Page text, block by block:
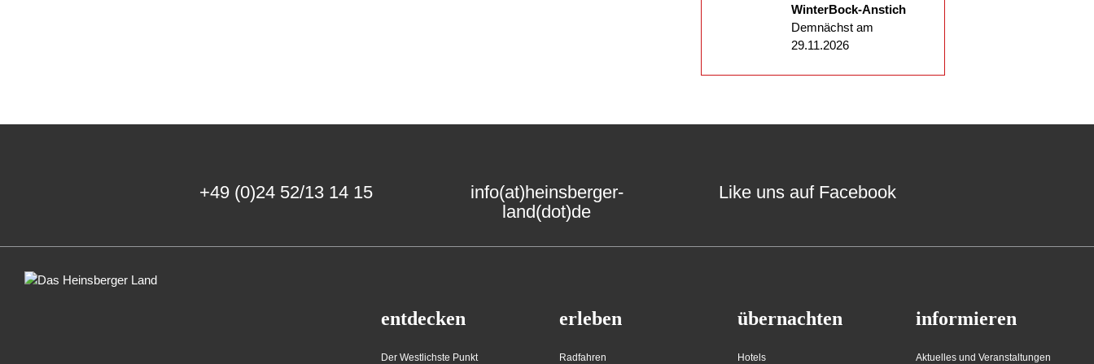
WinterBock-Anstich
Demnächst am
29.11.2026
+49 (0)24 52/13 14 15
info(at)heinsberger-
land(dot)de
Like uns auf Facebook
entdecken
Der Westlichste Punkt
erleben
Radfahren
übernachten
Hotels
informieren
Aktuelles und Veranstaltungen